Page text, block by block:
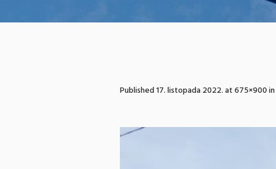
Published17. listopada 2022.at 675×900 in